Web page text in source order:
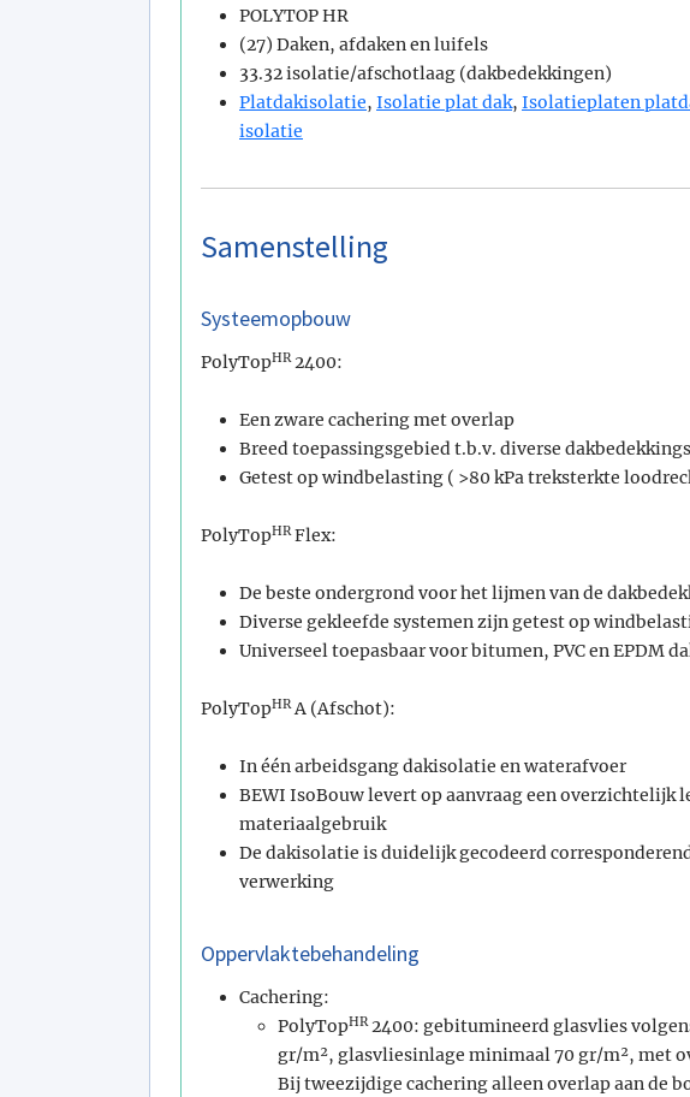
POLYTOP HR
(27) Daken, afdaken en luifels
33.32 isolatie/afschotlaag (dakbedekkingen)
Platdakisolatie, Isolatie plat dak, Isolatieplaten
isolatie
Samenstelling
Systeemopbouw
PolyTopHR2400:
Een zware cachering met overlap
Breed toepassingsgebied t.b.v. diverse
Getest op windbelasting ( >80 kPa treksterkte
PolyTopHRFlex:
De beste ondergrond voor het lijmen van de
Diverse gekleefde systemen zijn getest op
Universeel toepasbaar voor bitumen, PVC en EPDM
PolyTopHRA (Afschot):
In één arbeidsgang dakisolatie en waterafvoer
BEWI IsoBouw levert op aanvraag een overzichtelijk
materiaalgebruik
De dakisolatie is duidelijk gecodeerd
verwerking
Oppervlaktebehandeling
Cachering:
PolyTopHR2400: gebitumineerd glasvlies
gr/m², glasvliesinlage minimaal 70 gr/m², met
Bij tweezijdige cachering alleen overlap aan de